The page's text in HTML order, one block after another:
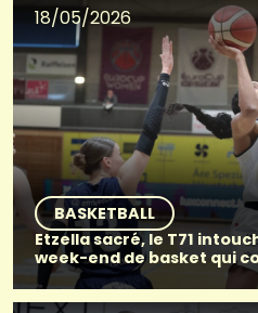
18/05/2026
BASKETBALL
Etzella sacré, le T71
week-end de basket qui